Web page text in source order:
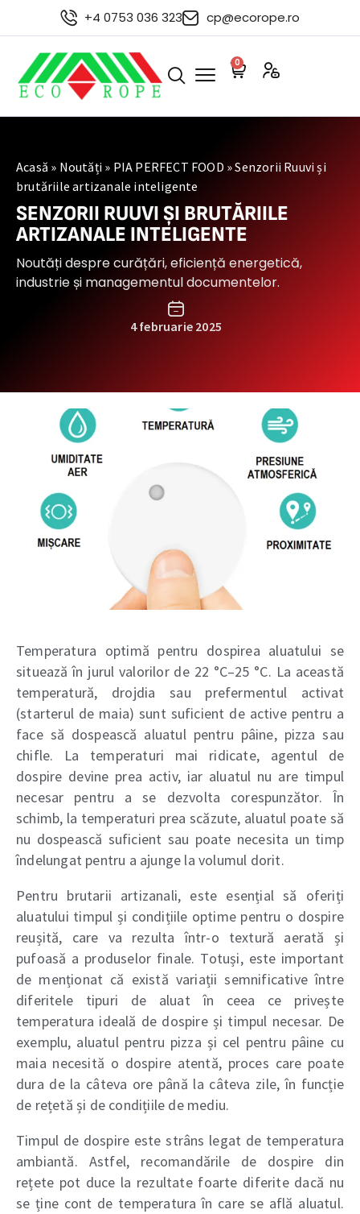
+4 0753 036 323 cp@ecorope.ro
0
Acasă » Noutăți » PIA PERFECT FOOD »Senzorii Ruuvi și
brutăriile artizanale inteligente
SENZORII RUUVI ȘI BRUTĂRIILE
ARTIZANALE INTELIGENTE
Noutăți despre curățări, eficiență energetică,
industrie și managementul documentelor.
4 februarie 2025
Temperatura optimă pentru dospirea aluatului se
situează în jurul valorilor de 22 °C–25 °C. La această
temperatură, drojdia sau prefermentul activat
(starterul de maia) sunt suficient de active pentru a
face să dospească aluatul pentru pâine, pizza sau
chifle. La temperaturi mai ridicate, agentul de
dospire devine prea activ, iar aluatul nu are timpul
necesar pentru a se dezvolta corespunzător. În
schimb, la temperaturi prea scăzute, aluatul poate să
nu dospească suficient sau poate necesita un timp
îndelungat pentru a ajunge la volumul dorit.
Pentru brutarii artizanali, este esențial să oferiți
aluatului timpul și condițiile optime pentru o dospire
reușită, care va rezulta într-o textură aerată și
pufoasă a produselor finale. Totuși, este important
de menționat că există variații semnificative între
diferitele tipuri de aluat în ceea ce privește
temperatura ideală de dospire și timpul necesar. De
exemplu, aluatul pentru pizza și cel pentru pâine cu
maia necesită o dospire atentă, proces care poate
dura de la câteva ore până la câteva zile, în funcție
de rețetă și de condițiile de mediu.
Timpul de dospire este strâns legat de temperatura
ambiantă. Astfel, recomandările de dospire din
rețete pot duce la rezultate foarte diferite dacă nu
se ține cont de temperatura în care se află aluatul.